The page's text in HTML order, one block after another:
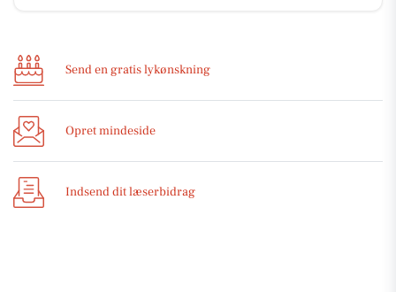
Send en gratis lykønskning
Opret mindeside
Indsend dit læserbidrag